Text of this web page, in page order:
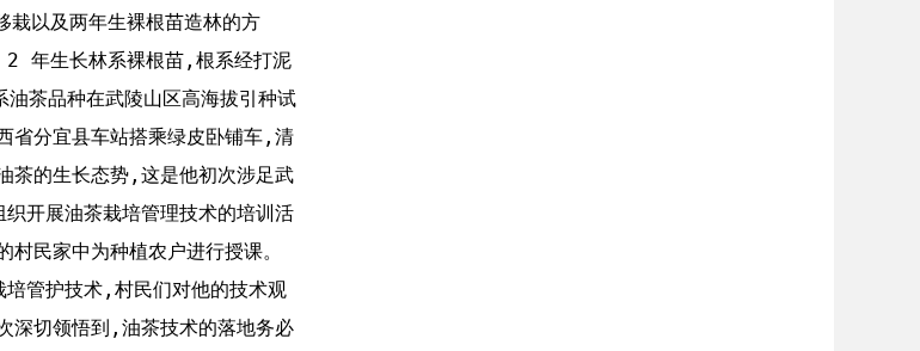
以及两年生裸根苗造林的方
年生长林系裸根苗,根系经打泥
茶品种在武陵山区高海拔引种试
分宜县车站搭乘绿皮卧铺车,清
茶的生长态势,这是他初次涉足武
开展油茶栽培管理技术的培训活
民家中为种植农户进行授课。
管护技术,村民们对他的技术观
深切领悟到,油茶技术的落地务必